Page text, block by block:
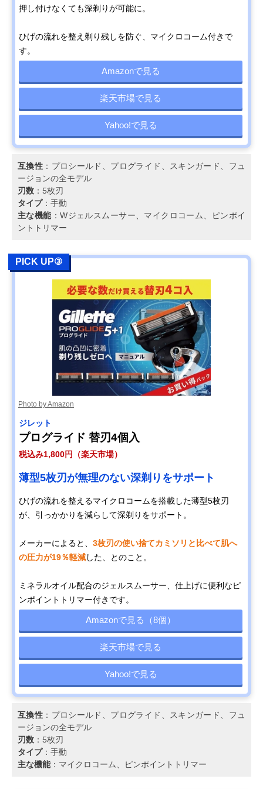
押し付けなくても深剃りが可能に。
ひげの流れを整え剃り残しを防ぐ、マイクロコーム付きで
す。
Amazonで見る
楽天市場で見る
Yahoo!で見る
互換性 ：プロシールド、プログライド、スキンガード、フュ
ージョンの全モデル
刃数 ：5枚刃
タイプ：手動
主な機能：Wジェルスムーサー、マイクロコーム、ピンポイ
ントトリマー
PICK UP③
Photo by Amazon
ジレット
プログライド 替刃4個入
税込み1,800円（楽天市場）
薄型5枚刃が無理のない深剃りをサポート
ひげの流れを整えるマイクロコームを搭載した薄型5枚刃
が、引っかかりを減らして深剃りをサポート。
メーカーによると、 3枚刃の使い捨てカミソリと比べて肌へ
の圧力が19％軽減した、とのこと。
ミネラルオイル配合のジェルスムーサー、仕上げに便利なピ
ンポイントトリマー付きです。
Amazonで見る（8個）
楽天市場で見る
Yahoo!で見る
互換性 ：プロシールド、プログライド、スキンガード、フュ
ージョンの全モデル
刃数 ：5枚刃
タイプ：手動
主な機能：マイクロコーム、ピンポイントトリマー